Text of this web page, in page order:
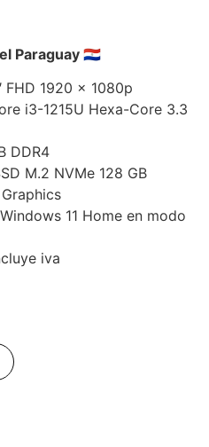
Paraguay 🇵🇾
FHD 1920 x 1080p
i3-1215U Hexa-Core 3.3
DDR4
M.2 NVMe 128 GB
Windows 11 Home en modo
iva